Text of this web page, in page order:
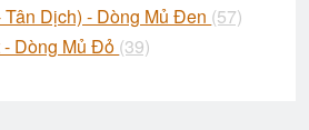
Dịch) - Dòng Mủ Đen (57)
- Dòng Mủ Đỏ (39)